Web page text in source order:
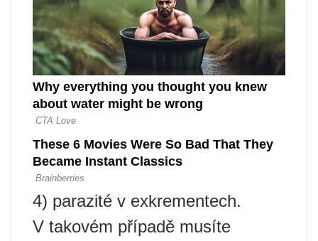
4) parazité v exkrementech.
V takovém případě musíte